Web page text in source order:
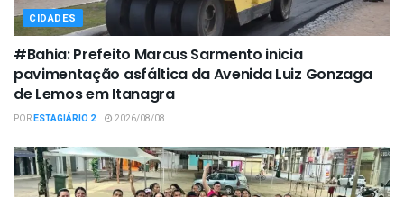
CIDADES
#Bahia: Prefeito Marcus Sarmento inicia
pavimentação asfáltica da Avenida Luiz Gonzaga
de Lemos em Itanagra
PORESTAGIÁRIO 2 2026/08/08